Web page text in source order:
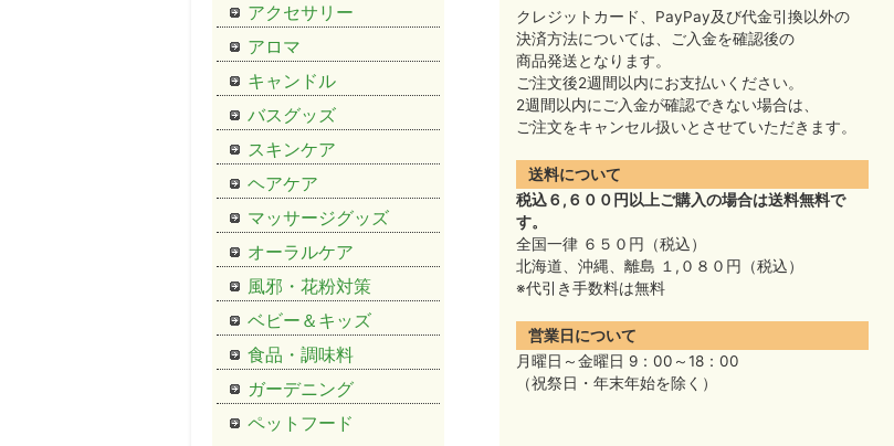
クレジットカード、PayPay及び代金引換以外の
決済方法については、ご入金を確認後の
商品発送となります。
ご注文後2週間以内にお支払いください。
2週間以内にご入金が確認できない場合は、
ご注文をキャンセル扱いとさせていただきます。
送料について
税込６,６００円以上ご購入の場合は送料無料で
す。
全国一律 ６５０円（税込）
北海道、沖縄、離島 １,０８０円（税込）
※代引き手数料は無料
営業日について
月曜日～金曜日 9：00～18：00
（祝祭日・年末年始を除く）
アクセサリー
アロマ
キャンドル
バスグッズ
スキンケア
ヘアケア
マッサージグッズ
オーラルケア
風邪・花粉対策
ベビー＆キッズ
食品・調味料
ガーデニング
ペットフード